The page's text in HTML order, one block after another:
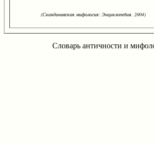
(Скандинавская мифология: Энциклопедия. 2004)
Словарь античности и